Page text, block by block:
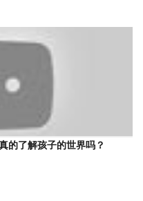
的了解孩子的世界吗？